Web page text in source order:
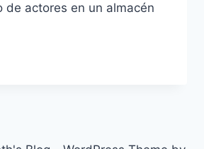
de actores en un almacén